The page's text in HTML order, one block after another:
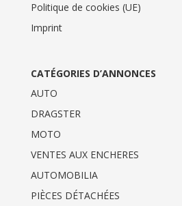
Politique de cookies (UE)
Imprint
CATÉGORIES D’ANNONCES
AUTO
DRAGSTER
MOTO
VENTES AUX ENCHERES
AUTOMOBILIA
PIÈCES DÉTACHÉES